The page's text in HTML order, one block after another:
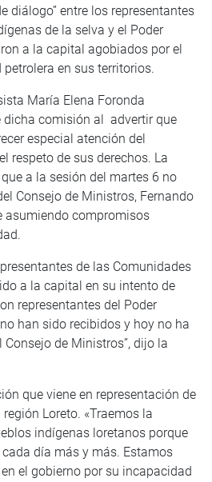
diálogo” entre los representantes
de la selva y el Poder
a la capital agobiados por el
en sus territorios.
María Elena Foronda
dicha comisión al advertir que
especial atención del
respeto de sus derechos. La
a la sesión del martes 6 no
Consejo de Ministros, Fernando
asumiendo compromisos
de las Comunidades
a la capital en su intento de
representantes del Poder
han sido recibidos y hoy no ha
de Ministros”, dijo la
que viene en representación de
Loreto. «Traemos la
indígenas loretanos porque
día más y más. Estamos
el gobierno por su incapacidad